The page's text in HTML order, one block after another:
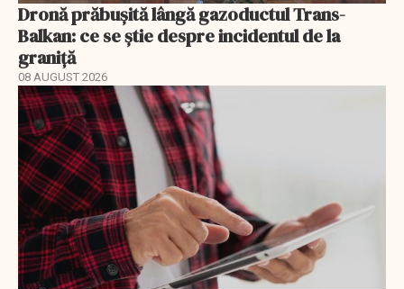
Dronă prăbușită lângă gazoductul Trans-
Balkan: ce se știe despre incidentul de la
graniță
08 AUGUST 2026